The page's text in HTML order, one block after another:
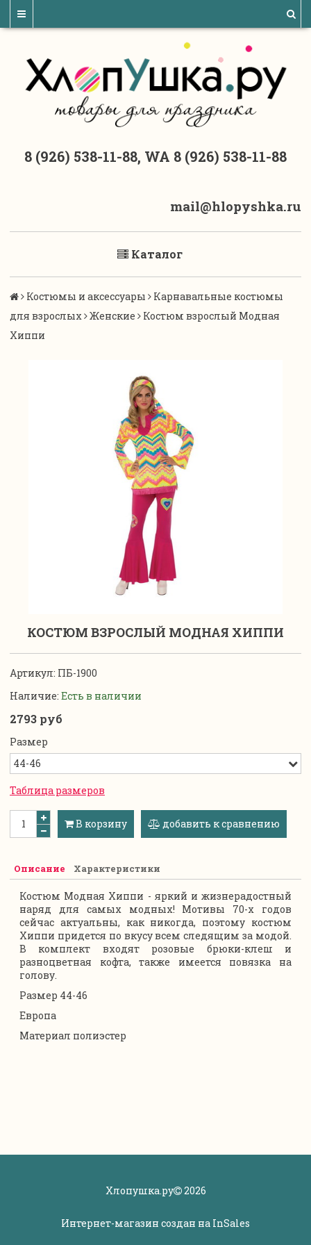
8 (926) 538-11-88, WA 8 (926) 538-11-88
mail@hlopyshka.ru
Каталог
Костюмы и аксессуары
Карнавальные костюмы
для взрослых
Женские
Костюм взрослый Модная
Хиппи
КОСТЮМ ВЗРОСЛЫЙ МОДНАЯ ХИППИ
Артикул: ПБ-1900
Наличие: Есть в наличии
2793 руб
Размер
Таблица размеров
В корзину добавить к сравнению
Описание Характеристики
Костюм Модная Хиппи - яркий и жизнерадостный
наряд для самых модных! Мотивы 70-х годов
сейчас актуальны, как никогда, поэтому костюм
Хиппи придется по вкусу всем следящим за модой.
В комплект входят розовые брюки-клеш и
разноцветная кофта, также имеется повязка на
голову.
Размер 44-46
Европа
Материал полиэстер
Хлопушка.ру 2026
Интернет-магазин создан на InSales